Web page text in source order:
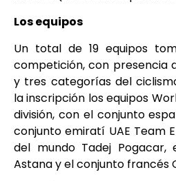
Los equipos
Un total de 19 equipos
competición, con presencia
y tres categorías del
la inscripción los equipos
división, con el conjunto
conjunto emiratí UAE Team
del mundo Tadej Pogacar,
Astana y el conjunto francés